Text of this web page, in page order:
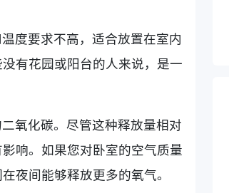
度要求不高，适合放置在室内
有花园或阳台的人来说，是一
氧化碳。尽管这种释放量相对
响。如果您对卧室的空气质量
夜间能够释放更多的氧气。